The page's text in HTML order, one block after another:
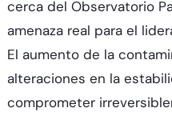
cerca del Observatorio
amenaza real para el
El aumento de la
alteraciones en la
comprometer